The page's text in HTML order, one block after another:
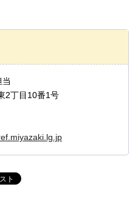
2丁目10番1号